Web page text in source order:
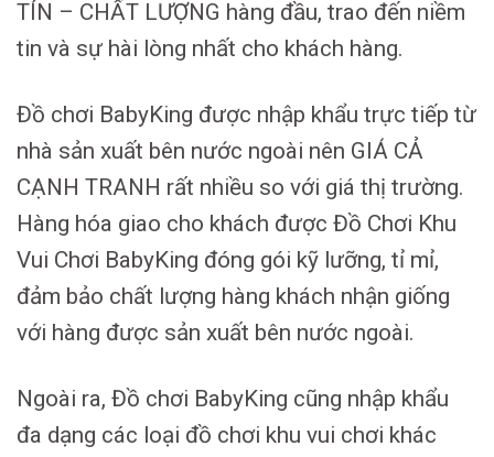
TÍN – CHẤT LƯỢNG hàng đầu, trao đến niềm
tin và sự hài lòng nhất cho khách hàng.
Đồ chơi BabyKing được nhập khẩu trực tiếp từ
nhà sản xuất bên nước ngoài nên GIÁ CẢ
CẠNH TRANH rất nhiều so với giá thị trường.
Hàng hóa giao cho khách được Đồ Chơi Khu
Vui Chơi BabyKing đóng gói kỹ lưỡng, tỉ mỉ,
đảm bảo chất lượng hàng khách nhận giống
với hàng được sản xuất bên nước ngoài.
Ngoài ra, Đồ chơi BabyKing cũng nhập khẩu
đa dạng các loại đồ chơi khu vui chơi khác